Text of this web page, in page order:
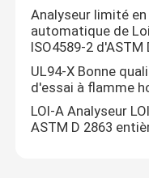
Analyseur limité
automatique de
ISO4589-2 d'ASTM
UL94-X Bonne
d'essai à flamme
LOI-A Analyseur
ASTM D 2863